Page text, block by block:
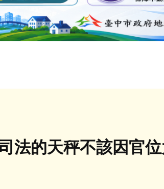
法的天秤不該因官